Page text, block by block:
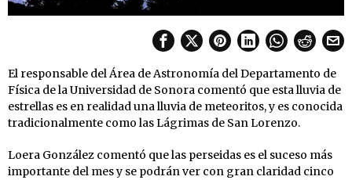
El responsable del Área de Astronomía del Departamento de
Física de la Universidad de Sonora comentó que esta lluvia de
estrellas es en realidad una lluvia de meteoritos, y es conocida
tradicionalmente como las Lágrimas de San Lorenzo.
Loera González comentó que las perseidas es el suceso más
importante del mes y se podrán ver con gran claridad cinco